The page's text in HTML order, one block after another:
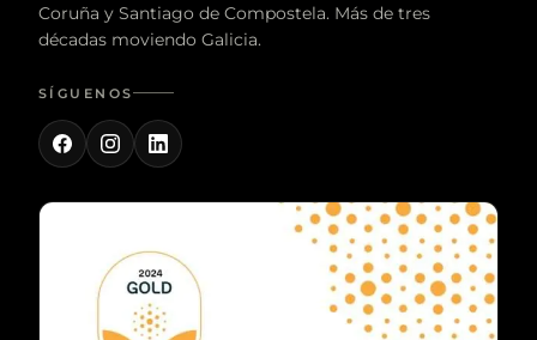
Coruña y Santiago de Compostela. Más de tres
décadas moviendo Galicia.
SÍGUENOS